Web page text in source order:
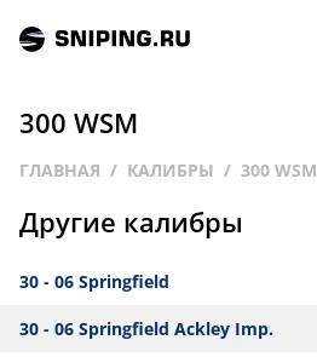
РЕЙТИНГ
ТИРЫ И СТРЕЛЬБИЩА
300 WSM
ГЛАВНАЯ КАЛИБРЫ 300 WSM
Другие калибры
30 - 06 Springfield
30 - 06 Springfield Ackley Imp.